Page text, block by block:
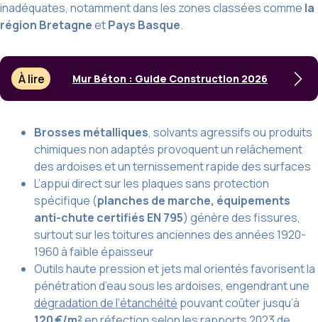
inadéquates, notamment dans les zones classées comme la
région BretagneetPays Basque.
À lire Mur Béton : Guide Construction 2026
Brosses métalliques, solvants agressifs ou produits
chimiques non adaptés provoquent un relâchement
des ardoises et un ternissement rapide des surfaces
L’appui direct sur les plaques sans protection
spécifique (planches de marche, équipements
anti-chute certifiés EN 795) génère des fissures,
surtout sur les toitures anciennes des années 1920-
1960 à faible épaisseur
Outils haute pression et jets mal orientés favorisent la
pénétration d’eau sous les ardoises, engendrant une
dégradation de l’étanchéité pouvant coûter jusqu’à